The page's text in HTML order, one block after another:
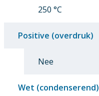
250 °C
Positive (overdruk)
Nee
Wet (condenserend)